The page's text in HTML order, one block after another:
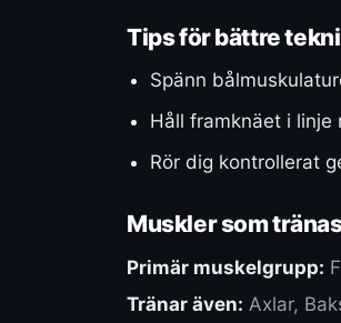
Tips för bättre
Spänn
Håll framknäet i
Rör dig kontrollerat
Muskler som
Primär muskelgrupp:
Tränar även: Axlar,